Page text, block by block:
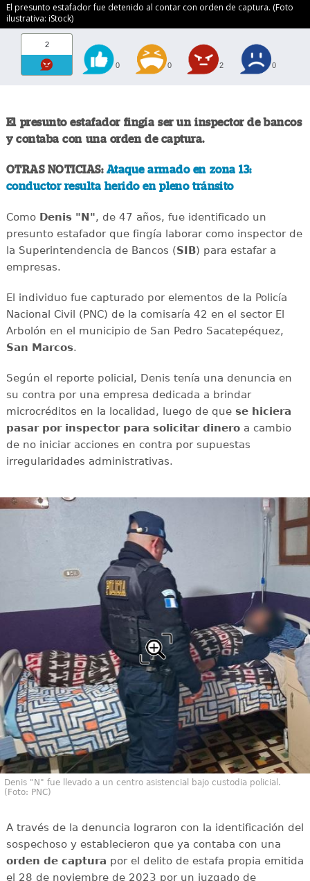
El presunto estafador fue detenido al contar con orden de captura. (Foto
ilustrativa: iStock)
2
0 0 2 0
El presunto estafador fingía ser un inspector de bancos
y contaba con una orden de captura.
OTRAS NOTICIAS: Ataque armado en zona 13:
conductor resulta herido en pleno tránsito
Como Denis "N", de 47 años, fue identificado un
presunto estafador que fingía laborar como inspector de
la Superintendencia de Bancos (SIB) para estafar a
empresas.
El individuo fue capturado por elementos de la Policía
Nacional Civil (PNC) de la comisaría 42 en el sector El
Arbolón en el municipio de San Pedro Sacatepéquez,
San Marcos.
Según el reporte policial, Denis tenía una denuncia en
su contra por una empresa dedicada a brindar
microcréditos en la localidad, luego de que se hiciera
pasar por inspector para solicitar dineroa cambio
de no iniciar acciones en contra por supuestas
irregularidades administrativas.
Denis "N" fue llevado a un centro asistencial bajo custodia policial.
(Foto: PNC)
A través de la denuncia lograron con la identificación del
sospechoso y establecieron que ya contaba con una
orden de captura por el delito de estafa propia emitida
el 28 de noviembre de 2023 por un juzgado de